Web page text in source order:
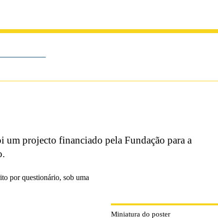
projecto financiado pela Fundação para a
Miniatura do poster
por questionário, sob uma